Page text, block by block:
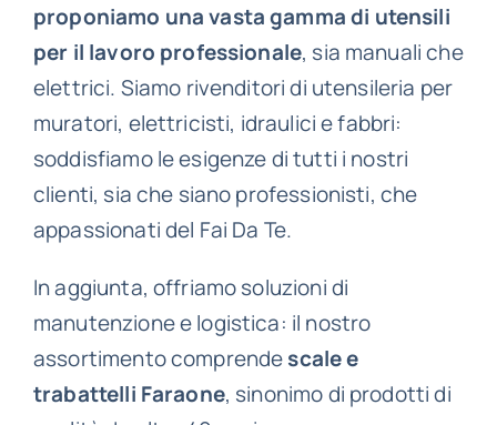
proponiamo una vasta gamma di utensili
per il lavoro professionale, sia manuali che
elettrici. Siamo rivenditori di utensileria per
muratori, elettricisti, idraulici e fabbri:
soddisfiamo le esigenze di tutti i nostri
clienti, sia che siano professionisti, che
appassionati del Fai Da Te.
In aggiunta, offriamo soluzioni di
manutenzione e logistica: il nostro
assortimento comprendescale e
trabattelli Faraone, sinonimo di prodotti di